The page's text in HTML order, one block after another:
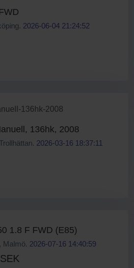
2026-06-04 21:24:52
136hk, 2008
2026-03-16 18:37:11
1.8 F FWD (E85)
Malmö. 2026-07-16 14:40:59